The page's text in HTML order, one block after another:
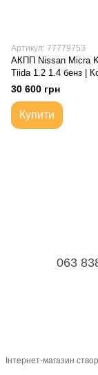
Артикул: 77779753
АКПП Nissan Micra
Tiida 1.2 1.4 бенз |
передач
30 600 грн
Купити
063
Інтернет-магазин